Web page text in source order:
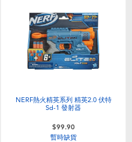
NERF熱火精英系列 精英2.0 伏特
Sd-1 發射器
$99.90
暫時缺貨